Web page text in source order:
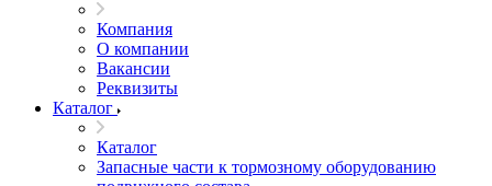
Компания
О компании
Вакансии
Реквизиты
Каталог
Каталог
Запасные части к тормозному оборудованию